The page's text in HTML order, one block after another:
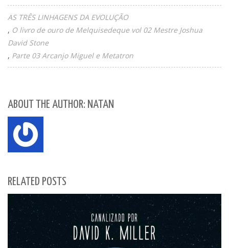
AS TRÊS LINHAGENS DA EVOLUÇÃO
O livro de ouro de Melquisedeque vol 02 Mestre Joshua
David Stone
Parte 03 Arcanjo Miguel e Metatron
ABOUT THE AUTHOR: NATAN
RELATED POSTS